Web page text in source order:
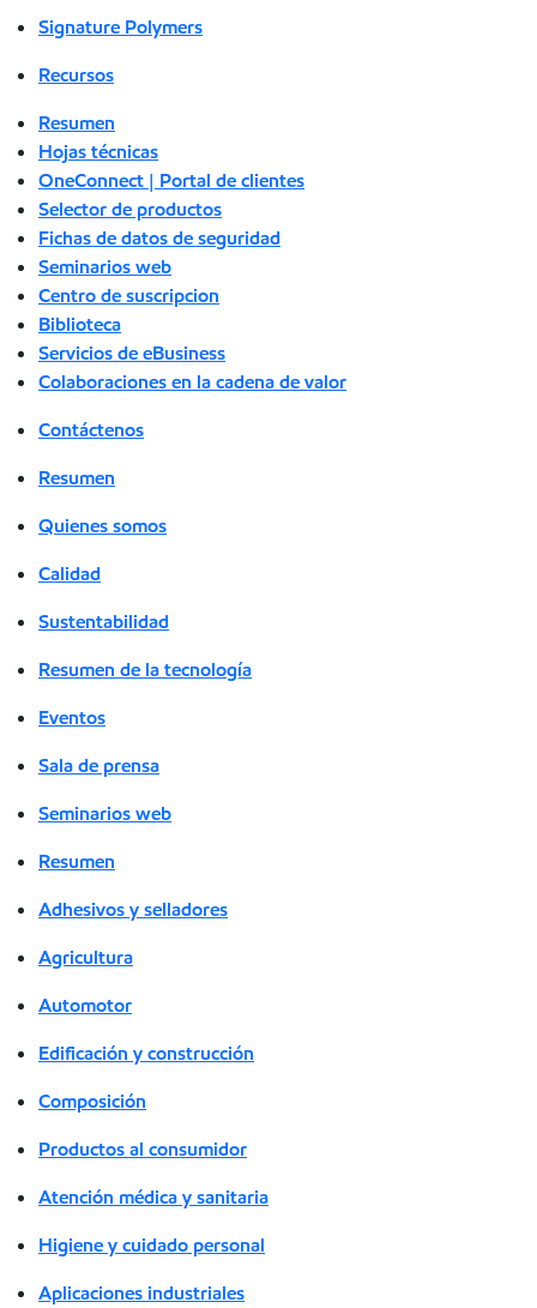
Signature Polymers
Recursos
Resumen
Hojas técnicas
OneConnect | Portal de clientes
Selector de productos
Fichas de datos de seguridad
Seminarios web
Centro de suscripcion
Biblioteca
Servicios de eBusiness
Colaboraciones en la cadena de valor
Contáctenos
Resumen
Quienes somos
Calidad
Sustentabilidad
Resumen de la tecnología
Eventos
Sala de prensa
Seminarios web
Resumen
Adhesivos y selladores
Agricultura
Automotor
Edificación y construcción
Composición
Productos al consumidor
Atención médica y sanitaria
Higiene y cuidado personal
Aplicaciones industriales